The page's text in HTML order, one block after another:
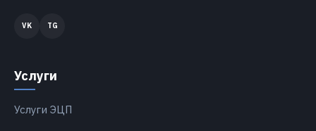
Услуги
Услуги ЭЦП